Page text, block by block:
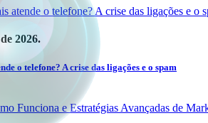
2026.
o telefone? A crise das ligações e o spam